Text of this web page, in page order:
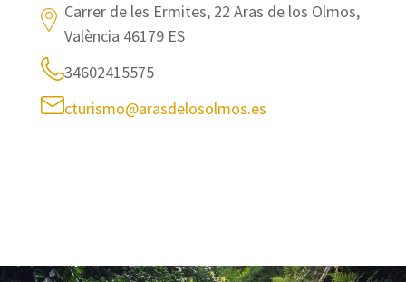
Carrer de les Ermites, 22 Aras de los Olmos,
València 46179 ES
34602415575
cturismo@arasdelosolmos.es